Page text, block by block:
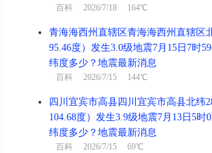
百科 2026/7/18 164℃
青海海西州直辖区青海海西州直辖区
95.46度）发生3.0级地震7月15日7时
纬度多少？地震最新消息
百科 2026/7/15 144℃
四川宜宾市高县四川宜宾市高县北纬
104.68度）发生3.9级地震7月13日5时
纬度多少？地震最新消息
百科 2026/7/15 69℃